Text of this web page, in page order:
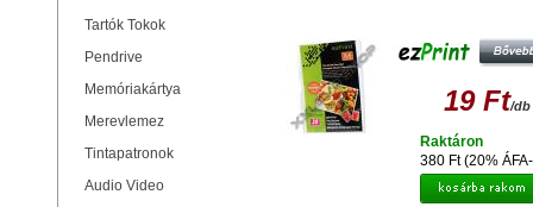
Tartók Tokok
Pendrive
Memóriakártya
Merevlemez
Tintapatronok
Audio Video
19 Ft/db
380 Ft (20%
Raktáron